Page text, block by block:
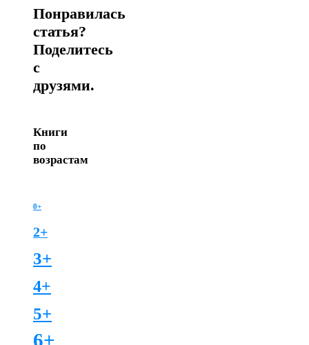
Понравилась
статья?
Поделитесь
с
друзями.
Книги
по
возрастам
0+
2+
3+
4+
5+
6+